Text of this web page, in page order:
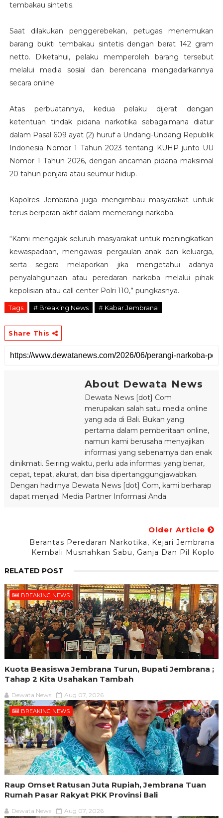
tembakau sintetis.
Saat dilakukan penggerebekan, petugas menemukan
barang bukti tembakau sintetis dengan berat 142 gram
netto. Diketahui, pelaku memperoleh barang tersebut
melalui media sosial dan berencana mengedarkannya
secara online.
Atas perbuatannya, kedua pelaku dijerat dengan
ketentuan tindak pidana narkotika sebagaimana diatur
dalam Pasal 609 ayat (2) huruf a Undang-Undang Republik
Indonesia Nomor 1 Tahun 2023 tentang KUHP junto UU
Nomor 1 Tahun 2026, dengan ancaman pidana maksimal
20 tahun penjara atau seumur hidup.
Kapolres Jembrana juga mengimbau masyarakat untuk
terus berperan aktif dalam memerangi narkoba.
“Kami mengajak seluruh masyarakat untuk meningkatkan
kewaspadaan, mengawasi pergaulan anak dan keluarga,
serta segera melaporkan jika mengetahui adanya
penyalahgunaan atau peredaran narkoba melalui pihak
kepolisian atau call center Polri 110,” pungkasnya.
Tags # Breaking News # Kabar Jembrana
Share This
About Dewata News
Dewata News [dot] Com
merupakan salah satu media online
yang ada di Bali. Bukan yang
pertama dalam pemberitaan online,
namun kami berusaha menyajikan
informasi yang sebenarnya dan enak
dinikmati. Seiring waktu, perlu ada informasi yang benar,
cepat, tepat, akurat, dan bisa dipertanggungjawabkan.
Dengan hadirnya Dewata News [dot] Com, kami berharap
dapat menjadi Media Partner Informasi Anda.
Older Article
Berantas Peredaran Narkotika, Kejari Jembrana
Kembali Musnahkan Sabu, Ganja Dan Pil Koplo
RELATED POST
BREAKING NEWS
Kuota Beasiswa Jembrana Turun, Bupati Jembrana ;
Tahap 2 Kita Usahakan Tambah
Dewata News Aug 07, 2026
BREAKING NEWS
Raup Omset Ratusan Juta Rupiah, Jembrana Tuan
Rumah Pasar Rakyat PKK Provinsi Bali
Dewata News Aug 07, 2026